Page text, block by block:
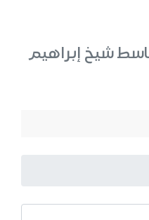
شيخ إبراهيم